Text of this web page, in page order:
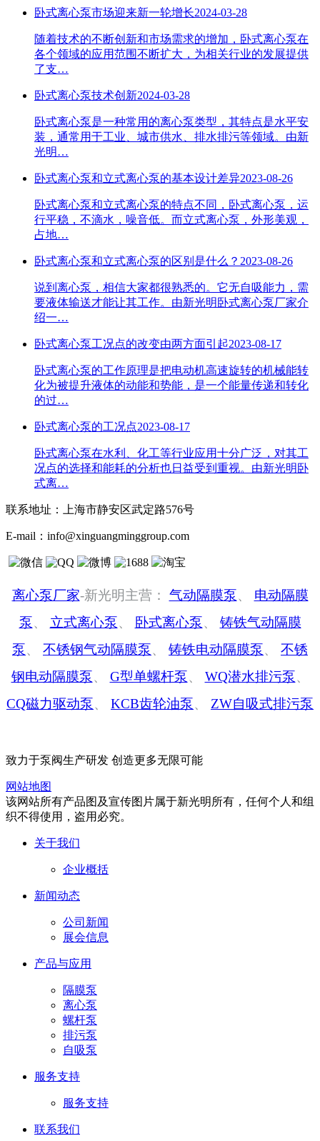
卧式离心泵市场迎来新一轮增长2024-03-28
随着技术的不断创新和市场需求的增加，卧式离心泵在
各个领域的应用范围不断扩大，为相关行业的发展提供
了支…
卧式离心泵技术创新2024-03-28
卧式离心泵是一种常用的离心泵类型，其特点是水平安
装，通常用于工业、城市供水、排水排污等领域。由新
光明…
卧式离心泵和立式离心泵的基本设计差异2023-08-26
卧式离心泵和立式离心泵的特点不同，卧式离心泵，运
行平稳，不滴水，噪音低。而立式离心泵，外形美观，
占地…
卧式离心泵和立式离心泵的区别是什么？ 2023-08-26
说到离心泵，相信大家都很熟悉的。它无自吸能力，需
要液体输送才能让其工作。由新光明卧式离心泵厂家介
绍一…
卧式离心泵工况点的改变由两方面引起2023-08-17
卧式离心泵的工作原理是把电动机高速旋转的机械能转
化为被提升液体的动能和势能，是一个能量传递和转化
的过…
卧式离心泵的工况点2023-08-17
卧式离心泵在水利、化工等行业应用十分广泛，对其工
况点的选择和能耗的分析也日益受到重视。由新光明卧
式离…
联系地址： 上海市静安区武定路576号
E-mail： info@xinguangminggroup.com
离心泵厂家-新光明主营： 气动隔膜泵、 电动隔膜
泵、 立式离心泵、 卧式离心泵、 铸铁气动隔膜
泵、 不锈钢气动隔膜泵、 铸铁电动隔膜泵、 不锈
钢电动隔膜泵、 G型单螺杆泵、 WQ潜水排污泵、
CQ磁力驱动泵、 KCB齿轮油泵、 ZW自吸式排污泵
致力于泵阀生产研发 创造更多无限可能
网站地图
该网站所有产品图及宣传图片属于新光明所有，任何个人和组
织不得使用，盗用必究。
关于我们
企业概括
新闻动态
公司新闻
展会信息
产品与应用
隔膜泵
离心泵
螺杆泵
排污泵
自吸泵
服务支持
服务支持
联系我们